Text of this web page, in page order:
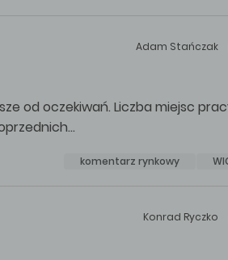
Adam Stańczak
od oczekiwań. Liczba miejsc
komentarz rynkowy
Konrad Ryczko